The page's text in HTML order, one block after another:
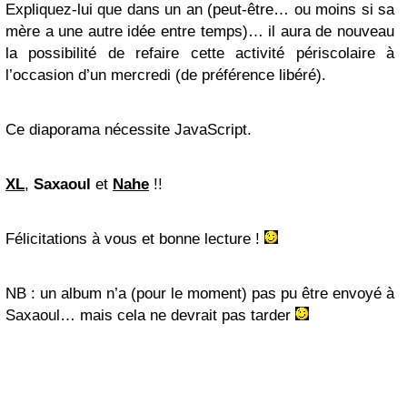
Expliquez-lui que dans un an (peut-être… ou moins si sa
mère a une autre idée entre temps)… il aura de nouveau
la possibilité de refaire cette activité périscolaire à
l’occasion d’un mercredi (de préférence libéré).
Ce diaporama nécessite JavaScript.
XL, Saxaoul et Nahe !!
Félicitations à vous et bonne lecture !
NB : un album n’a (pour le moment) pas pu être envoyé à
Saxaoul… mais cela ne devrait pas tarder